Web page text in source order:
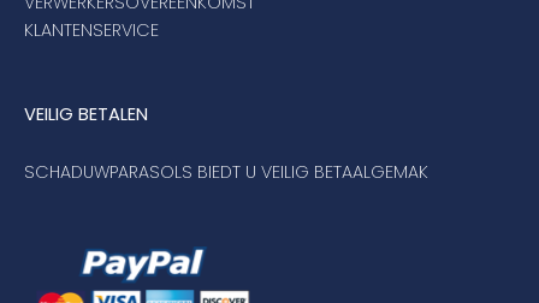
KLANTENSERVICE
VEILIG BETALEN
SCHADUWPARASOLS BIEDT U VEILIG BETAALGEMAK